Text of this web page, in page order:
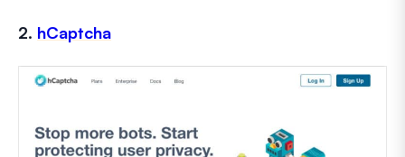
2. hCaptcha